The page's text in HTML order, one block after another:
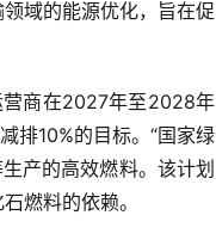
域的能源优化，旨在促
营商在2027年至2028年
排10%的目标。“国家绿
产的高效燃料。该计划
燃料的依赖。